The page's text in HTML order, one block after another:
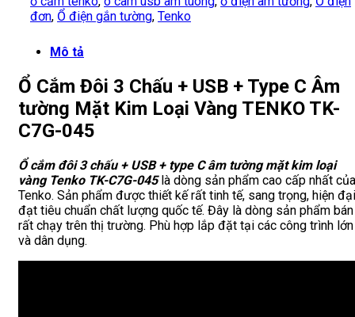
đơn, Ổ điện gắn tường, Tenko
Mô tả
Ổ Cắm Đôi 3 Chấu + USB + Type C Âm
tường Mặt Kim Loại Vàng TENKO TK-
C7G-045
Ổ cắm đôi 3 chấu + USB + type C âm tường mặt kim loại
vàng Tenko TK-C7G-045là dòng sản phẩm cao cấp nhất của
Tenko. Sản phẩm được thiết kế rất tinh tế, sang trọng, hiện đại
đạt tiêu chuẩn chất lượng quốc tế. Đây là dòng sản phẩm bán
rất chạy trên thị trường. Phù hợp lắp đặt tại các công trình lớn
và dân dụng.